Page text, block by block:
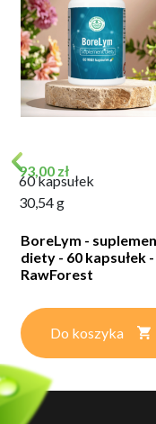
Cena
93,00 zł
60 kapsułek
30,54 g
BoreLym -
diety - 60 kapsułek -
RawForest
Do koszyka